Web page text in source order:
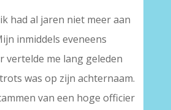
had al jaren niet meer aan
inmiddels eveneens
vertelde me lang geleden
was op zijn achternaam.
van een hoge officier